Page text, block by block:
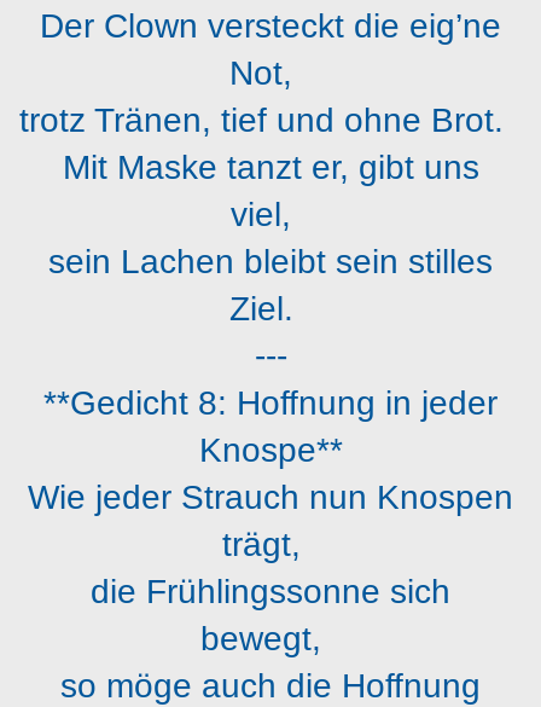
Der Clown versteckt die eig’ne
Not,
trotz Tränen, tief und ohne Brot.
Mit Maske tanzt er, gibt uns
viel,
sein Lachen bleibt sein stilles
Ziel.
---
**Gedicht 8: Hoffnung in jeder
Knospe**
Wie jeder Strauch nun Knospen
trägt,
die Frühlingssonne sich
bewegt,
so möge auch die Hoffnung